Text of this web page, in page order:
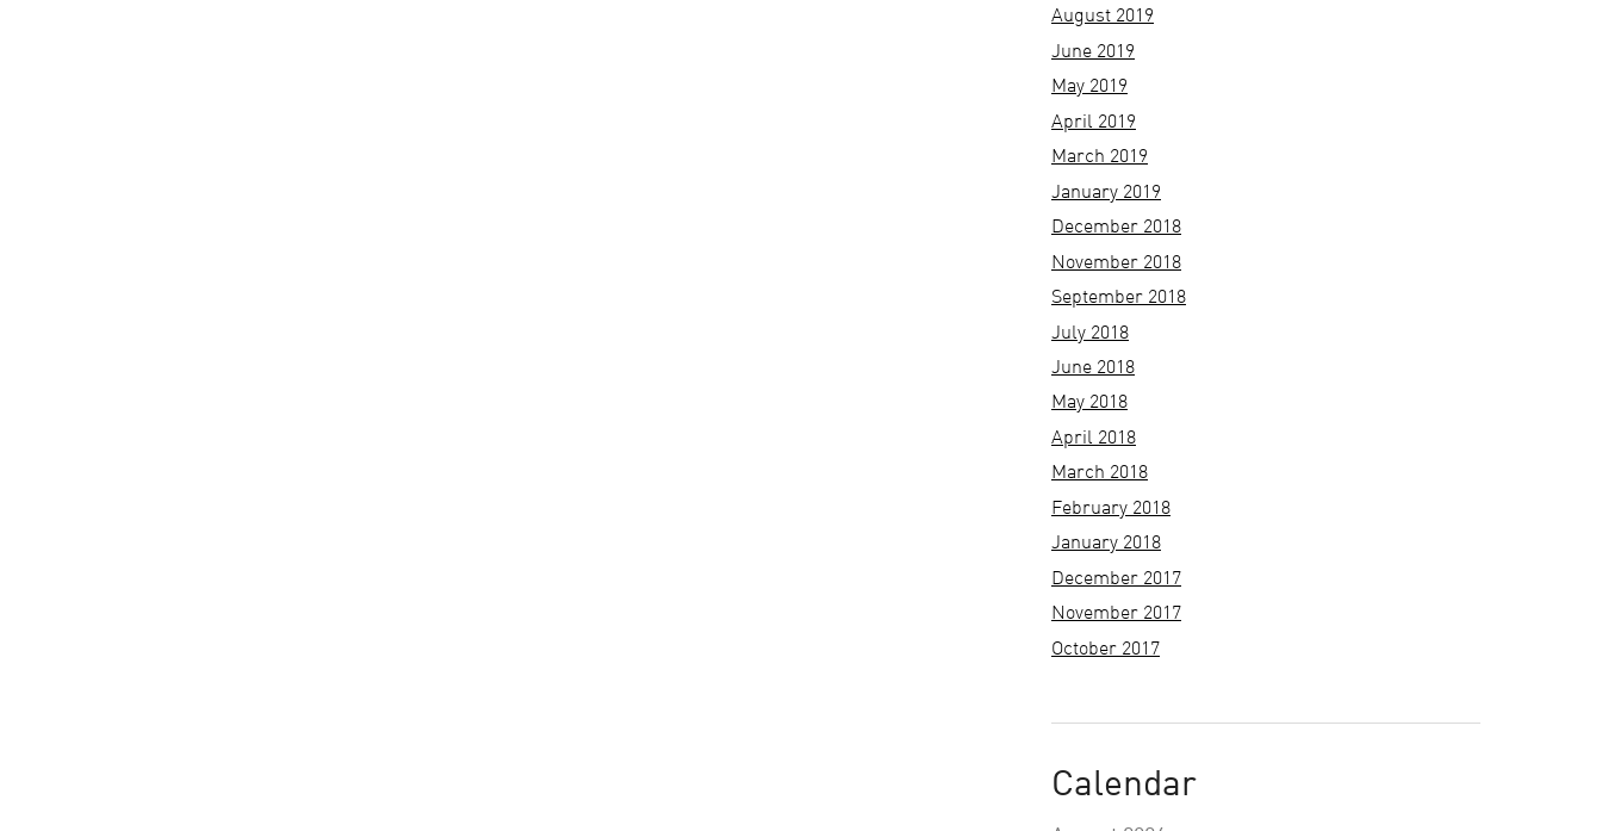
August 2019
June 2019
May 2019
April 2019
March 2019
January 2019
December 2018
November 2018
September 2018
July 2018
June 2018
May 2018
April 2018
March 2018
February 2018
January 2018
December 2017
November 2017
October 2017
Calendar